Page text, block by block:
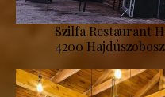
Szilfa Restaurant
4200